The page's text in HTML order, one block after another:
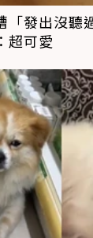
「發出沒聽
超可愛